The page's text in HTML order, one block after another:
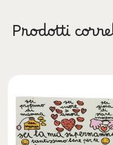
Prodotti